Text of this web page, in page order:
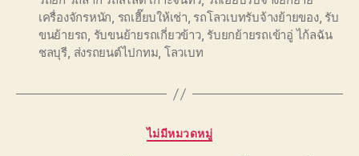
เครื่องจักรหนัก, รถเฮี๊ยบให้เช่า, รถโลวเบทรับจ้างย้ายของ, รับ
ขนย้ายรถ, รับขนย้ายรถเกี่ยวข้าว, รับยกย้ายรถเข้าอู่ ไก้ลฉัน
ชลบุรี, ส่งรถยนต์ไปกทม, โลวเบท
Categories
ไม่มีหมวดหมู่